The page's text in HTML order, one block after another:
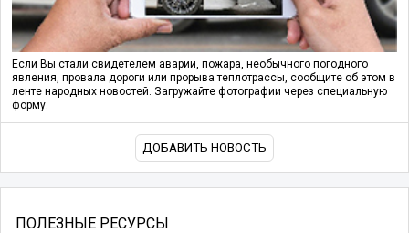
Если Вы стали свидетелем аварии, пожара, необычного погодного
явления, провала дороги или прорыва теплотрассы, сообщите об этом в
ленте народных новостей. Загружайте фотографии через специальную
форму.
ДОБАВИТЬ НОВОСТЬ
ПОЛЕЗНЫЕ РЕСУРСЫ